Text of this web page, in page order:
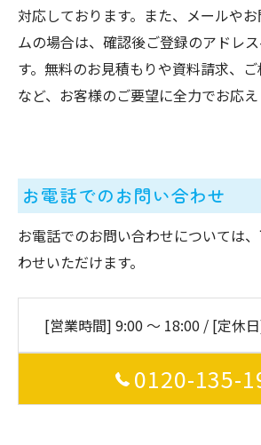
対応しております。また、メールや
ムの場合は、確認後ご登録のアドレ
す。無料のお見積もりや資料請求、
など、お客様のご要望に全力でお応え
お電話でのお問い合わせ
お電話でのお問い合わせについては
わせいただけます。
[営業時間] 9:00 〜 18:00 / [定休
0120-135-